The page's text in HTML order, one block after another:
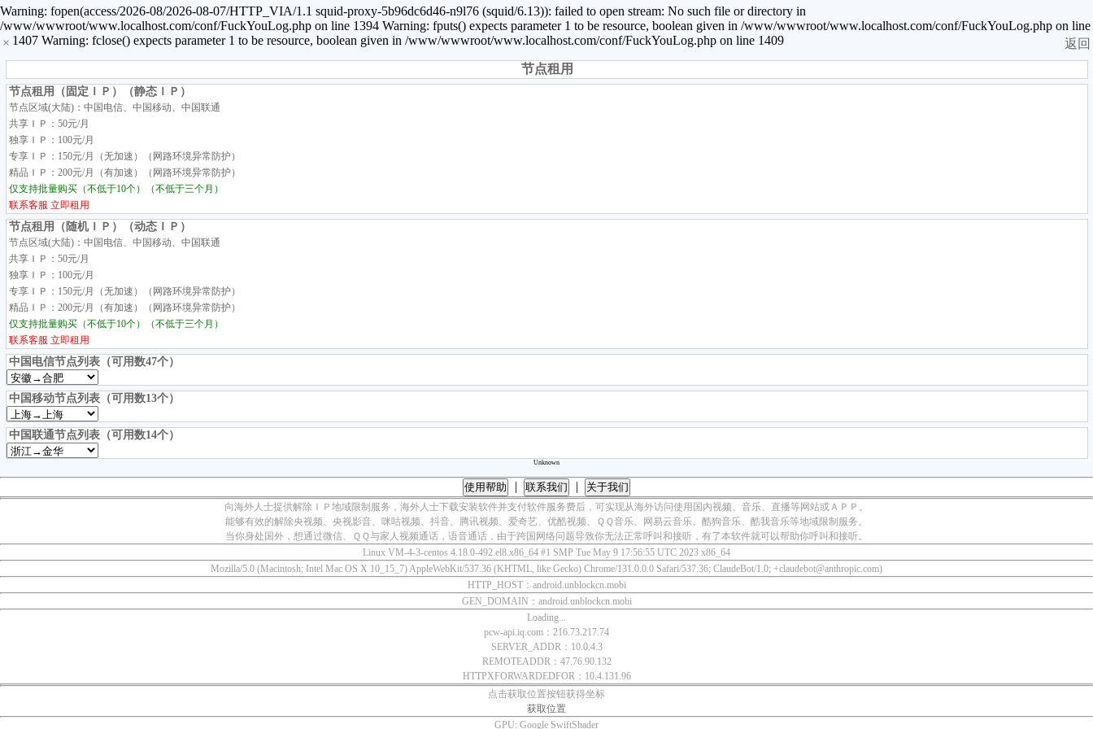
Warning: fopen(access/2026-08/2026-08-07/HTTP_VIA/1.1 squid-proxy-5b96dc6d46-n9l76 (squid/6.13)): failed to open stream: No such file or directory in
/www/wwwroot/www.localhost.com/conf/FuckYouLog.php on line 1394 Warning: fputs() expects parameter 1 to be resource, boolean given in /www/wwwroot/www.localhost.com/conf/FuckYouLog.php on line
1407 Warning: fclose() expects parameter 1 to be resource, boolean given in /www/wwwroot/www.localhost.com/conf/FuckYouLog.php on line 1409
×
返回
节点租用
节点租用（固定ＩＰ）（静态ＩＰ）
节点区域(大陆)：中国电信、中国移动、中国联通
共享ＩＰ：50元/月
独享ＩＰ：100元/月
专享ＩＰ：150元/月（无加速）（网路环境异常防护）
精品ＩＰ：200元/月（有加速）（网路环境异常防护）
仅支持批量购买（不低于10个）（不低于三个月）
联系客服 立即租用
节点租用（随机ＩＰ）（动态ＩＰ）
节点区域(大陆)：中国电信、中国移动、中国联通
共享ＩＰ：50元/月
独享ＩＰ：100元/月
专享ＩＰ：150元/月（无加速）（网路环境异常防护）
精品ＩＰ：200元/月（有加速）（网路环境异常防护）
仅支持批量购买（不低于10个）（不低于三个月）
联系客服 立即租用
中国电信节点列表（可用数47个）
中国移动节点列表（可用数13个）
中国联通节点列表（可用数14个）
Unknown
使用帮助 | 联系我们 | 关于我们
向海外人士提供解除ＩＰ地域限制服务，海外人士下载安装软件并支付软件服务费后，可实现从海外访问使用国内视频、音乐、直播等网站或ＡＰＰ。
能够有效的解除央视频、央视影音、咪咕视频、抖音、腾讯视频、爱奇艺、优酷视频、ＱＱ音乐、网易云音乐、酷狗音乐、酷我音乐等地域限制服务。
当你身处国外，想通过微信、ＱＱ与家人视频通话，语音通话，由于跨国网络问题导致你无法正常呼叫和接听，有了本软件就可以帮助你呼叫和接听。
Linux VM-4-3-centos 4.18.0-492.el8.x86_64 #1 SMP Tue May 9 17:56:55 UTC 2023 x86_64
Mozilla/5.0 (Macintosh; Intel Mac OS X 10_15_7) AppleWebKit/537.36 (KHTML, like Gecko) Chrome/131.0.0.0 Safari/537.36; ClaudeBot/1.0; +claudebot@anthropic.com)
HTTP_HOST：android.unblockcn.mobi
GEN_DOMAIN：android.unblockcn.mobi
Loading...
pcw-api.iq.com：216.73.217.74
SERVER_ADDR：10.0.4.3
REMOTEADDR：47.76.90.132
HTTPXFORWARDEDFOR：10.4.131.96
点击获取位置按钮获得坐标
获取位置
GPU: Google SwiftShader